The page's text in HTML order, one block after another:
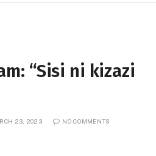
“Sisi ni kizazi
23, 2023 NO COMMENTS